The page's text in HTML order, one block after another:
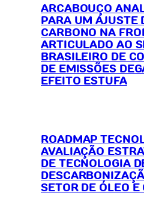
ARCABOUÇO
PARA UM AJUSTE
CARBONO NA
ARTICULADO AO
BRASILEIRO DE
DE EMISSÕES
EFEITO ESTUFA
ROADMAP
AVALIAÇÃO
DE TECNOLOGIA
SETOR DE ÓLEO E